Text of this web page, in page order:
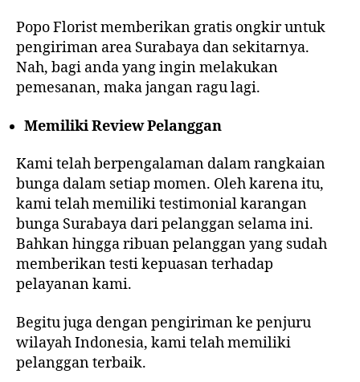
Popo Florist memberikan gratis ongkir untuk
pengiriman area Surabaya dan sekitarnya.
Nah, bagi anda yang ingin melakukan
pemesanan, maka jangan ragu lagi.
Memiliki Review Pelanggan
Kami telah berpengalaman dalam rangkaian
bunga dalam setiap momen. Oleh karena itu,
kami telah memiliki testimonial karangan
bunga Surabaya dari pelanggan selama ini.
Bahkan hingga ribuan pelanggan yang sudah
memberikan testi kepuasan terhadap
pelayanan kami.
Begitu juga dengan pengiriman ke penjuru
wilayah Indonesia, kami telah memiliki
pelanggan terbaik.